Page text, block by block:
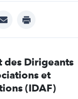
mail print
des Dirigeants
et
(IDAF)